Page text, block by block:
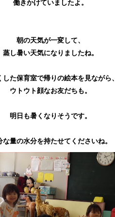
働きかけていましたよ。
朝の天気が一変して、
蒸し暑い天気になりましたね。
した保育室で帰りの絵本を見ながら、
ウトウト顔なお友だちも。
明日も暑くなりそうです。
な量の水分を持たせてくださいね。